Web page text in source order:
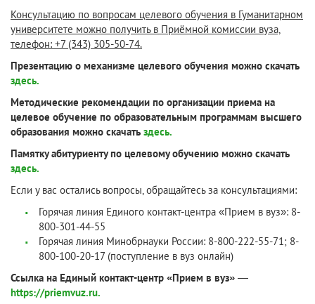
Консультацию по вопросам целевого обучения в Гуманитарном
университете можно получить в Приёмной комиссии вуза,
телефон: +7 (343) 305-50-74.
Презентацию о механизме целевого обучения можно скачать
здесь.
Методические рекомендации по организации приема на
целевое обучение по образовательным программам высшего
образования можно скачать здесь.
Памятку абитуриенту по целевому обучению можно скачать
здесь.
Если у вас остались вопросы, обращайтесь за консультациями:
Горячая линия Единого контакт-центра «Прием в вуз»: 8-
800-301-44-55
Горячая линия Минобрнауки России: 8-800-222-55-71; 8-
800-100-20-17 (поступление в вуз онлайн)
Ссылка на Единый контакт-центр «Прием в вуз» —
https://priemvuz.ru.